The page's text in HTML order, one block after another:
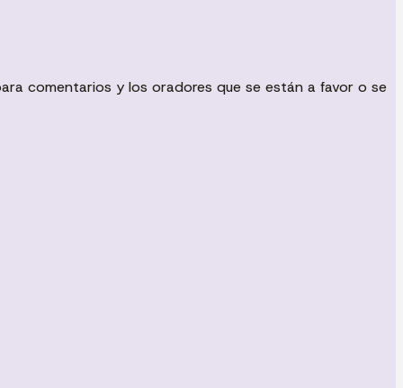
comentarios y los oradores que se están a favor o se